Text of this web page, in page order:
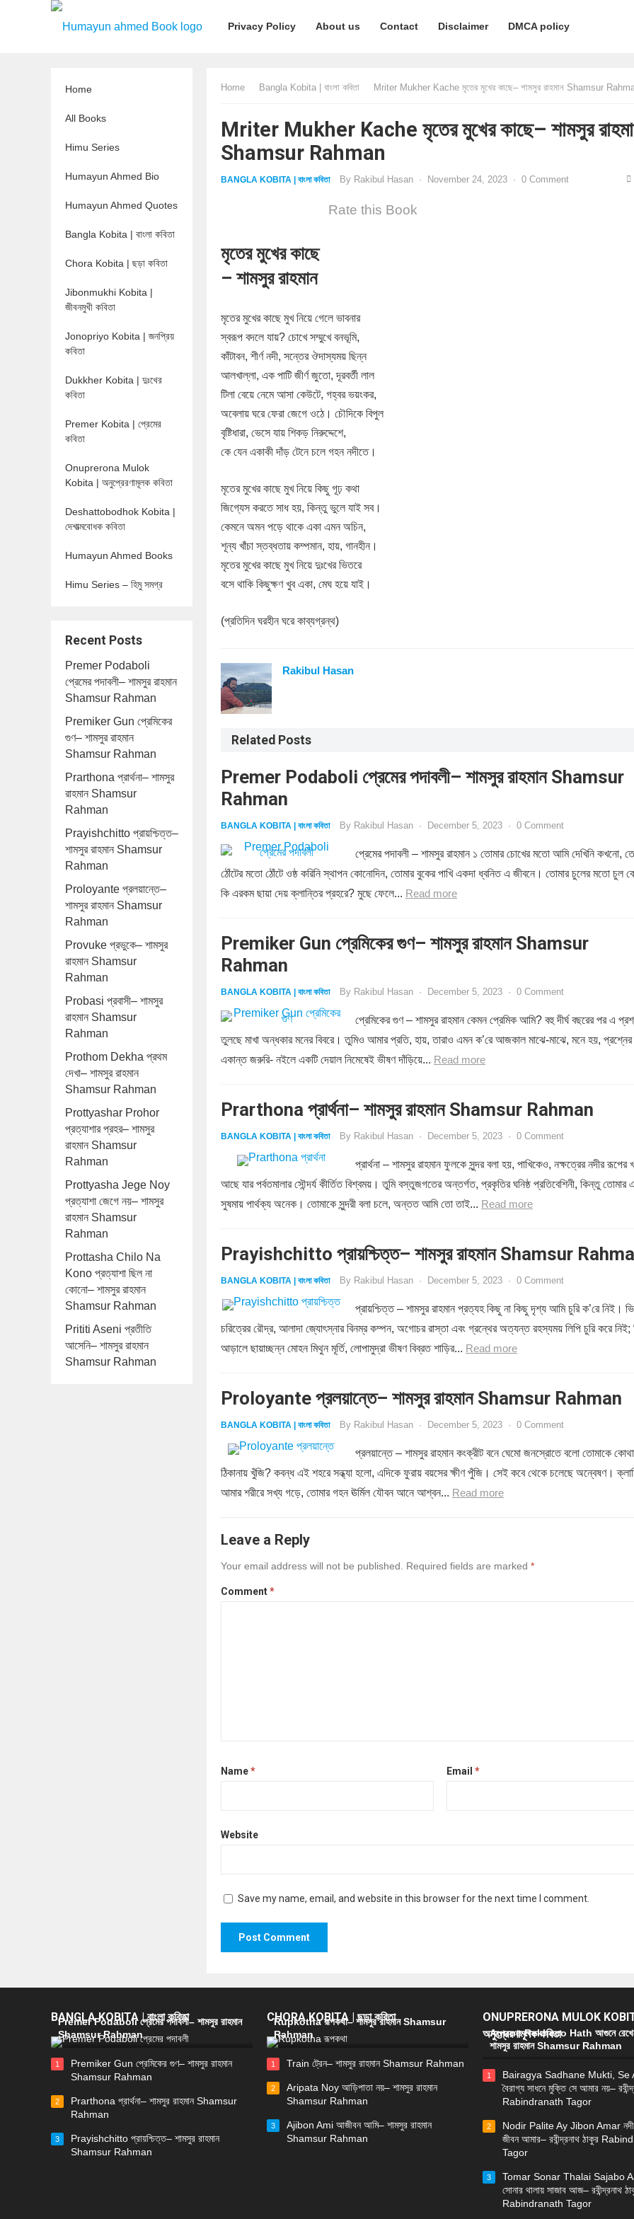
Privacy Policy About us Contact Disclaimer DMCA policy
Home
All Books
Himu Series
Humayun Ahmed Bio
Humayun Ahmed Quotes
Bangla Kobita | বাংলা কবিতা
Chora Kobita | ছড়া কবিতা
Jibonmukhi Kobita |
জীবনমুখী কবিতা
Jonopriyo Kobita | জনপ্রিয়
কবিতা
Dukkher Kobita | দুঃখের
কবিতা
Premer Kobita | প্রেমের
কবিতা
Onuprerona Mulok
Kobita | অনুপ্রেরণামূলক কবিতা
Deshattobodhok Kobita |
দেশাত্মবোধক কবিতা
Humayun Ahmed Books
Himu Series – হিমু সমগ্র
Recent Posts
Premer Podaboli
প্রেমের পদাবলী– শামসুর রাহমান
Shamsur Rahman
Premiker Gun প্রেমিকের
গুণ– শামসুর রাহমান
Shamsur Rahman
Prarthona প্রার্থনা– শামসুর
রাহমান Shamsur
Rahman
Prayishchitto প্রায়শ্চিত্ত–
শামসুর রাহমান Shamsur
Rahman
Proloyante প্রলয়ান্তে–
শামসুর রাহমান Shamsur
Rahman
Provuke প্রভুকে– শামসুর
রাহমান Shamsur
Rahman
Probasi প্রবাসী– শামসুর
রাহমান Shamsur
Rahman
Prothom Dekha প্রথম
দেখা– শামসুর রাহমান
Shamsur Rahman
Prottyashar Prohor
প্রত্যাশার প্রহর– শামসুর
রাহমান Shamsur
Rahman
Prottyasha Jege Noy
প্রত্যাশা জেগে নয়– শামসুর
রাহমান Shamsur
Rahman
Prottasha Chilo Na
Kono প্রত্যাশা ছিল না
কোনো– শামসুর রাহমান
Shamsur Rahman
Prititi Aseni প্রতীতি
আসেনি– শামসুর রাহমান
Shamsur Rahman
Home Bangla Kobita | বাংলা কবিতা Mriter Mukher Kache মৃতের মুখের কাছে– শামসুর রাহমান Shamsur
Mriter Mukher Kache মৃতের মুখের কাছে– শামসুর
Shamsur Rahman
BANGLA KOBITA | বাংলা কবিতা By Rakibul Hasan · November 24, 2023 · 0 Comment
Rate this Book
মৃতের মুখের কাছে
– শামসুর রাহমান
মৃতের মুখের কাছে মুখ নিয়ে গেলে ভাবনার
স্বরূপ বদলে যায়? চোখে সম্মুখে বনভূমি,
কাঁটাবন, শীর্ণ নদী, সন্তের ঔদাস্যময় ছিন্ন
আলখাল্লা, এক পাটি জীর্ণ জুতো, দূরবর্তী লাল
টিলা বেয়ে নেমে আসা কেউটে, গহ্বর ভয়ংকর,
অবেলায় ঘরে ফেরা জেগে ওঠে। চৌদিকে বিপুল
বৃষ্টিধারা, ভেসে যায় শিকড় নিরুদ্দেশে,
কে যেন একাকী দাঁড় টেনে চলে গহন নদীতে।
মৃতের মুখের কাছে মুখ নিয়ে কিছু গূঢ় কথা
জিগ্যেস করতে সাধ হয়, কিন্তু ভুলে যাই সব।
কেমনে অমন পড়ে থাকে একা এমন অচিন,
শূন্য খাঁচা স্তব্ধতায় কম্পমান, হায়, গানহীন।
মৃতের মুখের কাছে মুখ নিয়ে দুঃখের ভিতরে
বসে থাকি কিছুক্ষণ খুব একা, মেঘ হয়ে যাই।
(প্রতিদিন ঘরহীন ঘরে কাব্যগ্রন্থ)
Rakibul Hasan
Related Posts
Premer Podaboli প্রেমের পদাবলী– শামসুর রাহমান Shamsur
Rahman
BANGLA KOBITA | বাংলা কবিতা By Rakibul Hasan · December 5, 2023 · 0 Comment
প্রেমের পদাবলী – শামসুর রাহমান ১ তোমার চোখের মতো আমি দেখিনি কখনো,
ঠোঁটের মতো ঠোঁটে ওষ্ঠ করিনি স্থাপন কোনোদিন, তোমার বুকের পাখি একদা ধ্বনিত এ জীবনে। তোমার চুলের মতো চুল
কি এরকম ছায়া দেয় ক্লান্তির প্রহরে? মুছে ফেলে... Read more
Premiker Gun প্রেমিকের গুণ– শামসুর রাহমান Shamsur
Rahman
BANGLA KOBITA | বাংলা কবিতা By Rakibul Hasan · December 5, 2023 · 0 Comment
প্রেমিকের গুণ – শামসুর রাহমান কেমন প্রেমিক আমি? বহু দীর্ঘ বছরের পর এ
তুলছে মাখা অন্ধকার মনের বিবরে। তুমিও আমার প্রতি, হায়, তারাও এমন ক’রে আজকাল মাঝে-মাঝে, মনে হয়,
একান্ত জরুরি- নইলে একটি দেয়াল নিমেষেই ভীষণ দাঁড়িয়ে... Read more
Prarthona প্রার্থনা– শামসুর রাহমান Shamsur Rahman
BANGLA KOBITA | বাংলা কবিতা By Rakibul Hasan · December 5, 2023 · 0 Comment
প্রার্থনা – শামসুর রাহমান ফুলকে সুন্দর বলা হয়, পাখিকেও, নক্ষত্রের নদীর রূপের
আছে যার পর্বতমালার সৌন্দর্য কীর্তিত বিশ্বময়। তুমি বস্তুজগতের অন্তর্গত, প্রকৃতির ঘনিষ্ঠ প্রতিবেশিনী, কিন্তু তোমার
সুষমায় পার্থক্য অনেক। তোমাকে সুন্দরী বলা চলে, অন্তত আমি তো তাই... Read more
Prayishchitto প্রায়শ্চিত্ত– শামসুর রাহমান Shamsur
BANGLA KOBITA | বাংলা কবিতা By Rakibul Hasan · December 5, 2023 · 0 Comment
প্রায়শ্চিত্ত – শামসুর রাহমান প্রত্যহ কিছু না কিছু দৃশ্য আমি চুরি ক’রে নিই।
চরিত্রের রৌদ্র, আলাদা জ্যোৎস্নার বিনম্র কম্পন, অগোচর রাস্তা এবং গ্রন্থের অত্যন্ত রহস্যময় লিপি চুরি করে নিই;
আড়ালে ছায়াচ্ছন্ন মোহন মিথুন মূর্তি, লোপামুদ্রা ভীষণ বিব্রত শাড়ির... Read more
Proloyante প্রলয়ান্তে– শামসুর রাহমান Shamsur Rahman
BANGLA KOBITA | বাংলা কবিতা By Rakibul Hasan · December 5, 2023 · 0 Comment
প্রলয়ান্তে – শামসুর রাহমান কংক্রীট বনে ঘেমো জনস্রোতে বলো তোমাকে
ঠিকানায় খুঁজি? কবন্ধ এই শহরে সন্ধ্যা হলো, এদিকে ফুরায় বয়সের ক্ষীণ পুঁজি। সেই কবে থেকে চলেছে অন্বেষণ।
আমার শরীরে সখ্য গড়ে, তোমার গহন ঊর্মিল যৌবন আনে আশ্বন... Read more
Leave a Reply
Your email address will not be published. Required fields are marked *
Comment*
Name* Email*
Website
Save my name, email, and website in this browser for the next time I comment.
BANGLA KOBITA | বাংলা কবিতা
Premer Podaboli প্রেমের পদাবলী– শামসুর রাহমান
Shamsur Rahman
1
Premiker Gun প্রেমিকের গুণ– শামসুর রাহমান
Shamsur Rahman
2
Prarthona প্রার্থনা– শামসুর রাহমান Shamsur
Rahman
3
Prayishchitto প্রায়শ্চিত্ত– শামসুর রাহমান
Shamsur Rahman
CHORA KOBITA | ছড়া কবিতা
Rupkotha রূপকথা– শামসুর রাহমান Shamsur
Rahman
1 Train ট্রেন– শামসুর রাহমান Shamsur Rahman
2
Aripata Noy আড়িপাতা নয়– শামসুর রাহমান
Shamsur Rahman
3
Ajibon Ami আজীবন আমি– শামসুর রাহমান
Shamsur Rahman
ONUPRERONA MULOK
অনুপ্রেরণামূলক কবিতা
Agune Rekheco Hath আগুনে
শামসুর রাহমান Shamsur Rahman
1
Bairagya Sadhane Mukti, Se
বৈরাগ্য সাধনে মুক্তি সে আমার নয়–
Rabindranath Tagor
2
Nodir Palite Ay Jibon Amar
জীবন আমার– রবীন্দ্রনাথ ঠাকুর
Tagor
3
Tomar Sonar Thalai Sajabo
সোনার থালায় সাজাব আজ– রবীন্দ্রনাথ
Rabindranath Tagor